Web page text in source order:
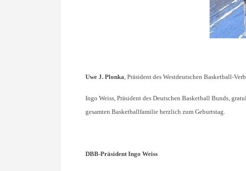
Uwe J. Plonka, Präsident des Westdeutschen Basketball-
Ingo Weiss, Präsident des Deutschen Basketball Bunds,
gesamten Basketballfamilie herzlich zum Geburtstag.
DBB-Präsident Ingo Weiss